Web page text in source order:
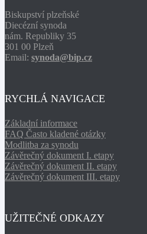
Biskupství plzeňské
Diecézní synoda
nám. Republiky 35
301 00 Plzeň
Email: synoda@bip.cz
RYCHLÁ NAVIGACE
Základní informace
FAQ Často kladené otázky
Modlitba za synodu
Závěrečný dokument I. etapy
Závěrečný dokument II. etapy
Závěrečný dokument III. etapy
UŽITEČNÉ ODKAZY